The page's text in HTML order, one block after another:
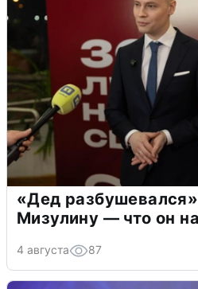
«Дед
Мизулину — что он
4 августа 87